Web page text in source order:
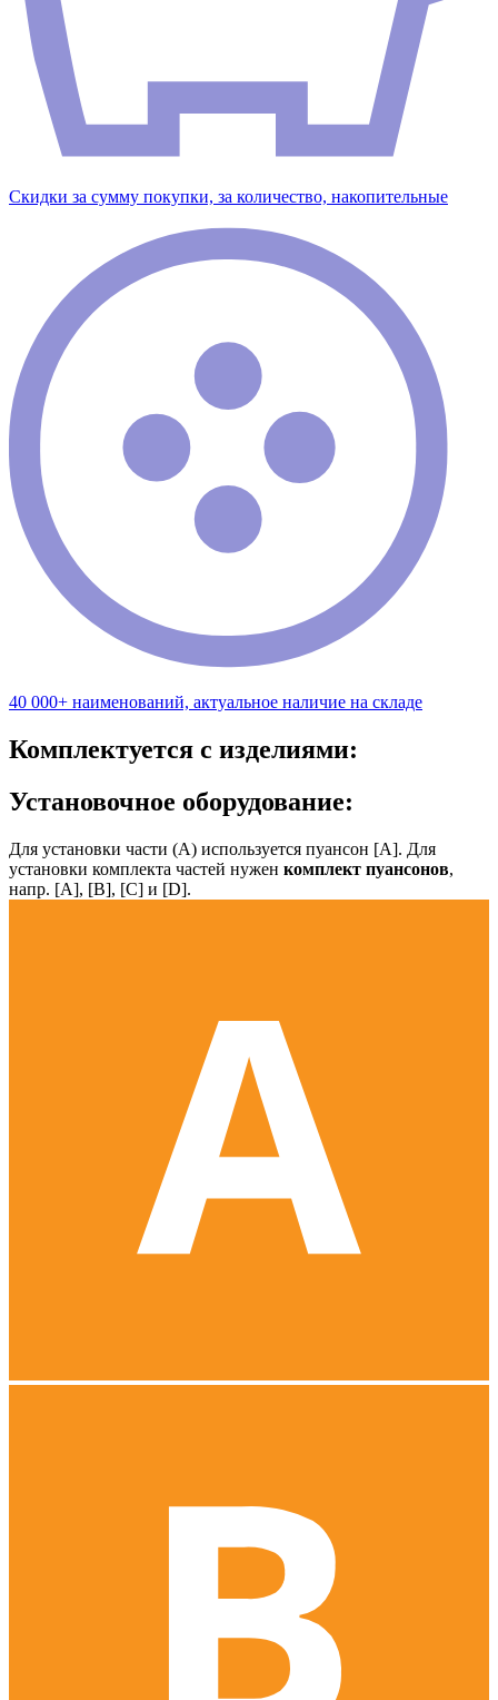
Скидки за сумму покупки, за количество, накопительные
40 000+ наименований, актуальное наличие на складе
Комплектуется с изделиями:
Установочное оборудование:
Для установки части (А) используется пуансон [А]. Для
установки комплекта частей нужен комплект пуансонов,
напр. [А], [B], [С] и [D].